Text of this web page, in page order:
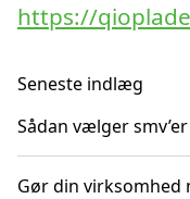
https://
Seneste indlæg
Sådan vælger
Gør din virksomhed